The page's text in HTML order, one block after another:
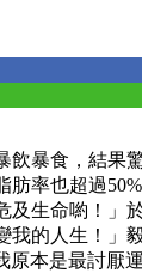
飲暴食，結果
肪率也超過
及生命喲！」
我的人生！」
原本是最討厭